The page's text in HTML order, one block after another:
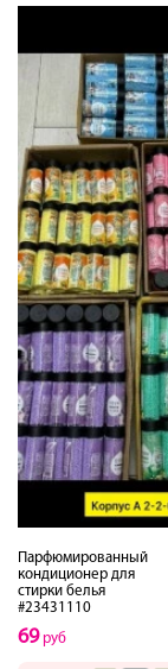
Парфюмированный
кондиционер для
стирки белья
#23431110
69руб